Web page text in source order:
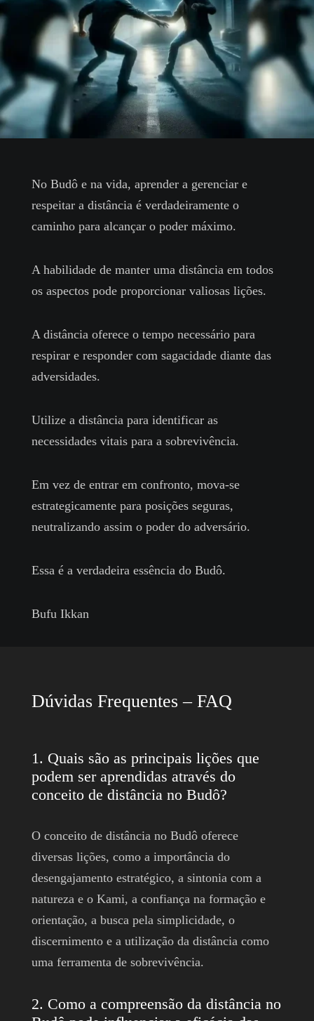
No Budô e na vida, aprender a gerenciar e
respeitar a distância é verdadeiramente o
caminho para alcançar o poder máximo.
A habilidade de manter uma distância em todos
os aspectos pode proporcionar valiosas lições.
A distância oferece o tempo necessário para
respirar e responder com sagacidade diante das
adversidades.
Utilize a distância para identificar as
necessidades vitais para a sobrevivência.
Em vez de entrar em confronto, mova-se
estrategicamente para posições seguras,
neutralizando assim o poder do adversário.
Essa é a verdadeira essência do Budô.
Bufu Ikkan
Dúvidas Frequentes – FAQ
1. Quais são as principais lições que
podem ser aprendidas através do
conceito de distância no Budô?
O conceito de distância no Budô oferece
diversas lições, como a importância do
desengajamento estratégico, a sintonia com a
natureza e o Kami, a confiança na formação e
orientação, a busca pela simplicidade, o
discernimento e a utilização da distância como
uma ferramenta de sobrevivência.
2. Como a compreensão da distância no